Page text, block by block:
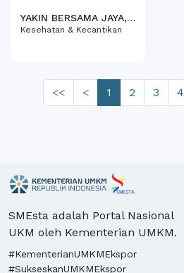
YAKIN BERSAMA JAYA,
PT
Kesehatan & Kecantikan
<< < 1 2 3 4
SMEsta adalah Portal Nasional
UKM oleh Kementerian UMKM.
#KementerianUMKMEkspor
#SukseskanUMKMEkspor